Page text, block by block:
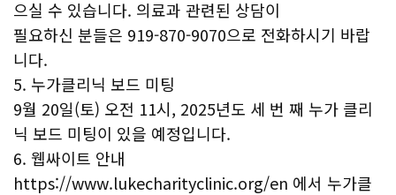
으실 수 있습니다. 의료과 관련된 상담이
필요하신 분들은 919-870-9070으로 전화하시기 바랍
니다.
5. 누가클리닉 보드 미팅
9월 20일(토) 오전 11시, 2025년도 세 번 째 누가 클리
닉 보드 미팅이 있을 예정입니다.
6. 웹싸이트 안내
https://www.lukecharityclinic.org/en 에서 누가클